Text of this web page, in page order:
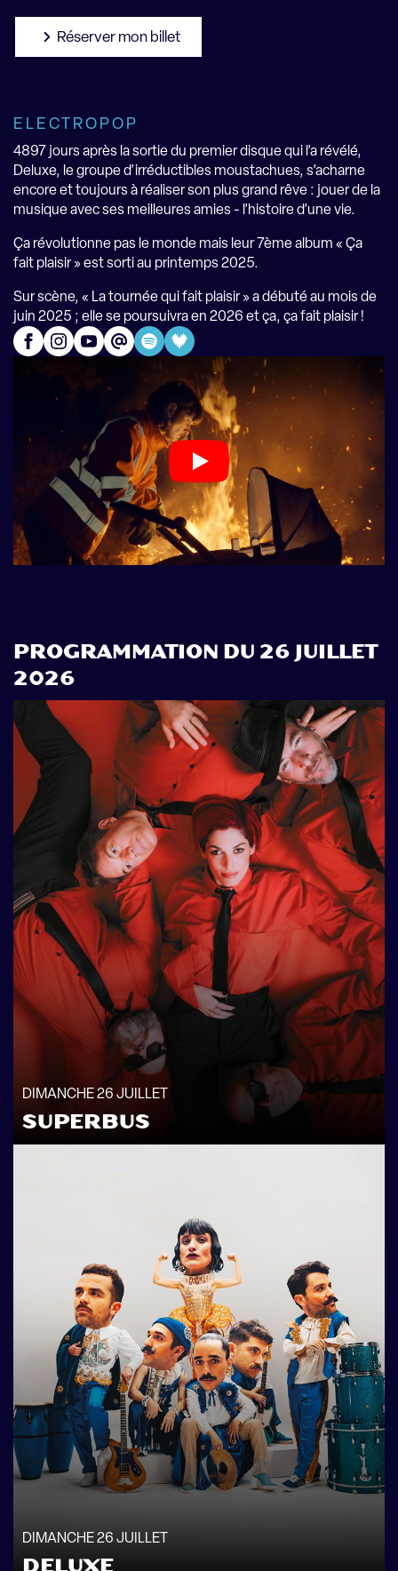
Réserver mon billet
ELECTROPOP
4897 jours après la sortie du premier disque qui l’a révélé,
Deluxe, le groupe d’irréductibles moustachues, s’acharne
encore et toujours à réaliser son plus grand rêve : jouer de la
musique avec ses meilleures amies - l’histoire d’une vie.
Ça révolutionne pas le monde mais leur 7ème album « Ça
fait plaisir » est sorti au printemps 2025.
Sur scène, « La tournée qui fait plaisir » a débuté au mois de
juin 2025 ; elle se poursuivra en 2026 et ça, ça fait plaisir !
Play
PROGRAMMATION DU 26 JUILLET
2026
DIMANCHE 26 JUILLET
SUPERBUS
DIMANCHE 26 JUILLET
DELUXE